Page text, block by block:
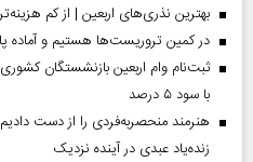
بهترین نذری‌های اربعین | از کم
در کمین تروریست‌ها هستیم و آماده
با سود ۵ درصد
زنده‌یاد عبدی در آینده نزدیک